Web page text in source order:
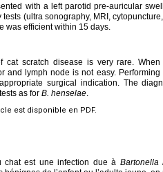
with a left parotid pre-auricular
(ultra sonography, MRI, cytopuncture,
was efficient within 15 days.
cat scratch disease is very rare.
and lymph node is not easy.
surgical indication. The
as for B. henselae.
est disponible en PDF.
chat est une infection due à Bartonella